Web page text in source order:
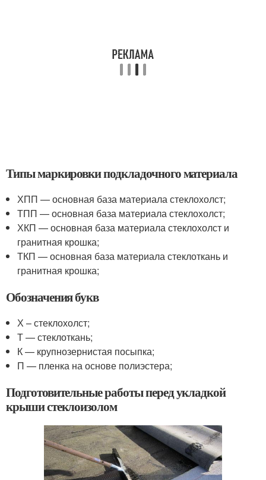
Типы маркировки подкладочного материала
ХПП — основная база материала стеклохолст;
ТПП — основная база материала стеклохолст;
ХКП — основная база материала стеклохолст и
гранитная крошка;
ТКП — основная база материала стеклоткань и
гранитная крошка;
Обозначения букв
Х – стеклохолст;
Т — стеклоткань;
К — крупнозернистая посыпка;
П — пленка на основе полиэстера;
Подготовительные работы перед укладкой
крыши стеклоизолом